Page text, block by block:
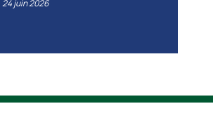
24 juin 2026